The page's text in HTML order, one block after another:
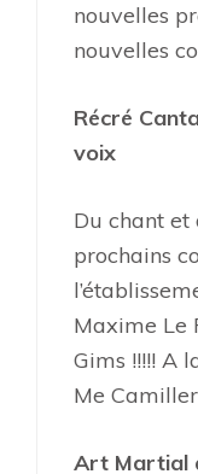
nouvelles
nouvelles
Récré
voix
Du chant et
prochains
Maxime Le
Gims !!!!! A
Me
Art Martial